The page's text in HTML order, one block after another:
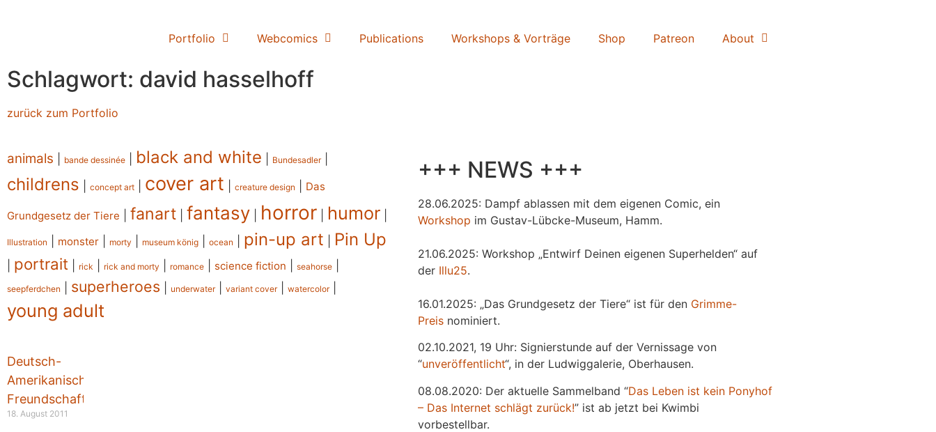
Portfolio Webcomics Publications Workshops & Vorträge Shop Patreon About
Schlagwort: david hasselhoff
zurück zum Portfolio
animals bande dessinée black and white Bundesadler|
childrens concept art cover art creature design Das
Grundgesetz der Tiere fanart fantasy horror humor
Illustration monster morty museum könig ocean pin-up art Pin Up
portrait rick rick and morty romance science fiction seahorse
seepferdchen superheroes underwater| variant cover| watercolor|
young adult
Deutsch-
Amerikanische
Freundschaft
18. August 2011
+++ NEWS +++
28.06.2025: Dampf ablassen mit dem eigenen Comic, ein
Workshop im Gustav-Lübcke-Museum, Hamm.
21.06.2025: Workshop „Entwirf Deinen eigenen Superhelden“ auf
der Illu25.
16.01.2025: „Das Grundgesetz der Tiere“ ist für den Grimme-
Preis nominiert.
02.10.2021, 19 Uhr: Signierstunde auf der Vernissage von
“unveröffentlicht“, in der Ludwiggalerie, Oberhausen.
08.08.2020: Der aktuelle Sammelband “Das Leben ist kein Ponyhof
– Das Internet schlägt zurück!” ist ab jetzt bei Kwimbi
vorbestellbar.